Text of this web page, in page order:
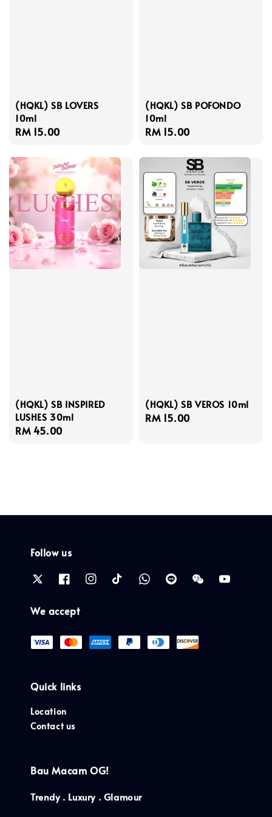
(HQKL) SB LOVERS
10ml
Regular
RM 15.00
(HQKL) SB POFONDO
10ml
Regular
RM 15.00
(HQKL) SB INSPIRED
LUSHES 30ml
Regular
RM 45.00
(HQKL) SB VEROS 10ml
Regular
RM 15.00
Follow us
We accept
Quick links
Location
Contact us
Bau Macam OG!
Trendy . Luxury . Glamour